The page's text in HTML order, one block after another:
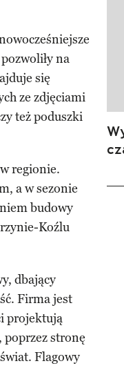
na
się
ze zdjęciami
też poduszki
regionie.
a w sezonie
budowy
Koźlu
dbający
Firma jest
projektują
stronę
Flagowy